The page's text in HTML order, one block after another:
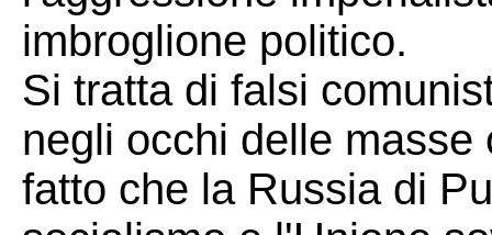
imbroglione politico.
Si tratta di falsi
negli occhi delle
fatto che la Russia di